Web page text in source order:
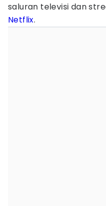
saluran televisi dan
Netflix.